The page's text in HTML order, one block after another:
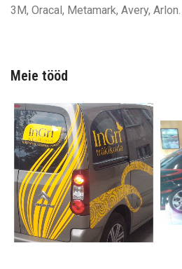
3M, Oracal, Metamark, Avery, Arlon.
Meie tööd